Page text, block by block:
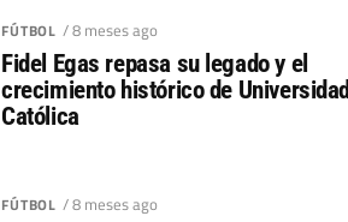
FÚTBOL / 8 meses ago
Fidel Egas repasa su legado y el
crecimiento histórico de Universidad
Católica
FÚTBOL / 8 meses ago